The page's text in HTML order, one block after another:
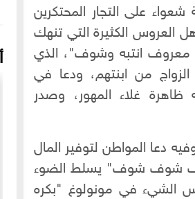
على التجار المحتكرين
العروس الكثيرة التي تنهك
معروف انتبه وشوف"، الذي
من ابنتهم، ودعا في
غلاء المهور، وصدر
دعا المواطن لتوفير المال
"شوف شوف شوف" يسلط الضوء
الشيء في مونولوغ "بكره